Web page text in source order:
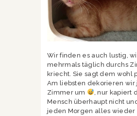
Wir finden es auch lustig,
mehrmals täglich durchs
kriecht. Sie sagt dem wohl
Am liebsten dekorieren wir
Zimmer um
, nur kapiert
Mensch überhaupt nicht
jeden Morgen alles wieder